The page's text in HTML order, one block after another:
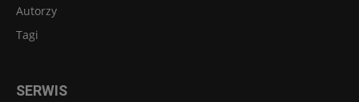
Autorzy
Tagi
SERWIS